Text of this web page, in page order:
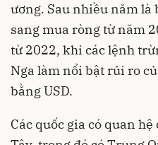
ương. Sau nhiều năm là
sang mua ròng từ năm
từ 2022, khi các lệnh
Nga làm nổi bật rủi ro
bằng USD.
Các quốc gia có quan